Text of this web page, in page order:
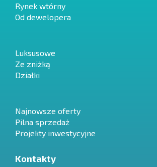
Rynek wtórny
Od dewelopera
Luksusowe
Ze zniżką
Działki
Najnowsze oferty
Pilna sprzedaż
Projekty inwestycyjne
Kontakty